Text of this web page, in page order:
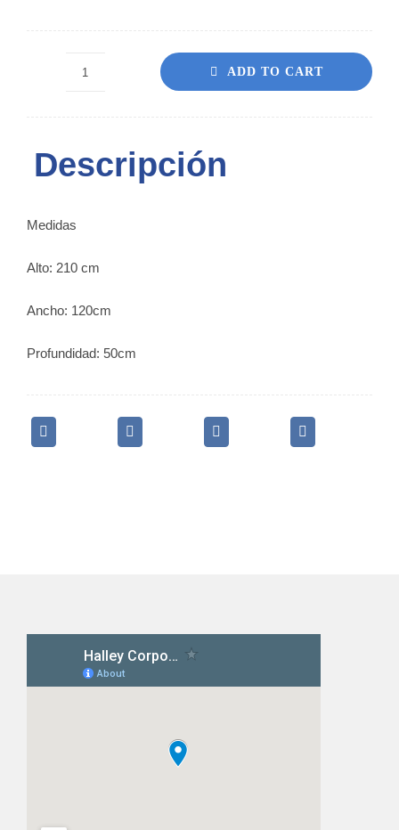
ADD TO CART
Descripción
Medidas
Alto: 210 cm
Ancho: 120cm
Profundidad: 50cm